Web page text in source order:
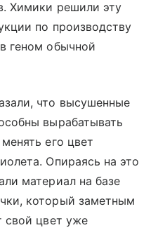
Химики решили эту
по производству
геном обычной
что высушенные
вырабатывать
его цвет
Опираясь на это
материал на базе
который заметным
свой цвет уже